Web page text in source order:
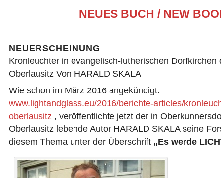
NEUES BUCH / NEW
NEUERSCHEINUNG
Kronleuchter in evangelisch-lutherischen Dorfkirchen
Oberlausitz Von HARALD SKALA
Wie schon im März 2016 angekündigt:
www.lightandglass.eu/2016/berichte-articles/
oberlausitz , veröffentlichte jetzt der in
Oberlausitz lebende Autor HARALD SKALA seine
diesem Thema unter der Überschrift „Es werde